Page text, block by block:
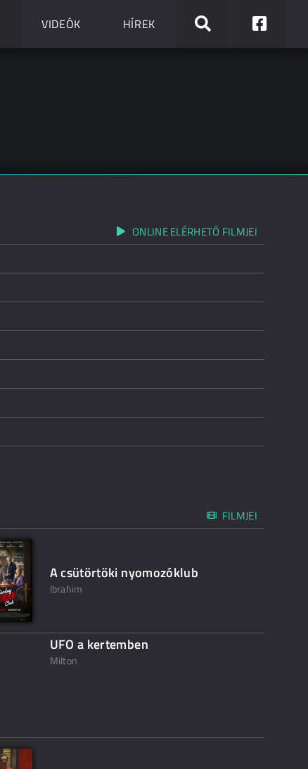
VIDEÓK HÍREK
ONLINE ELÉRHETŐ FILMJEI
FILMJEI
A csütörtöki nyomozóklub
Ibrahim
UFO a kertemben
Milton